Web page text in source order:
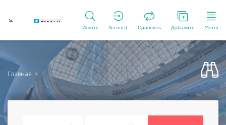
Искать Account Сравнить Добавить Menu
Главная